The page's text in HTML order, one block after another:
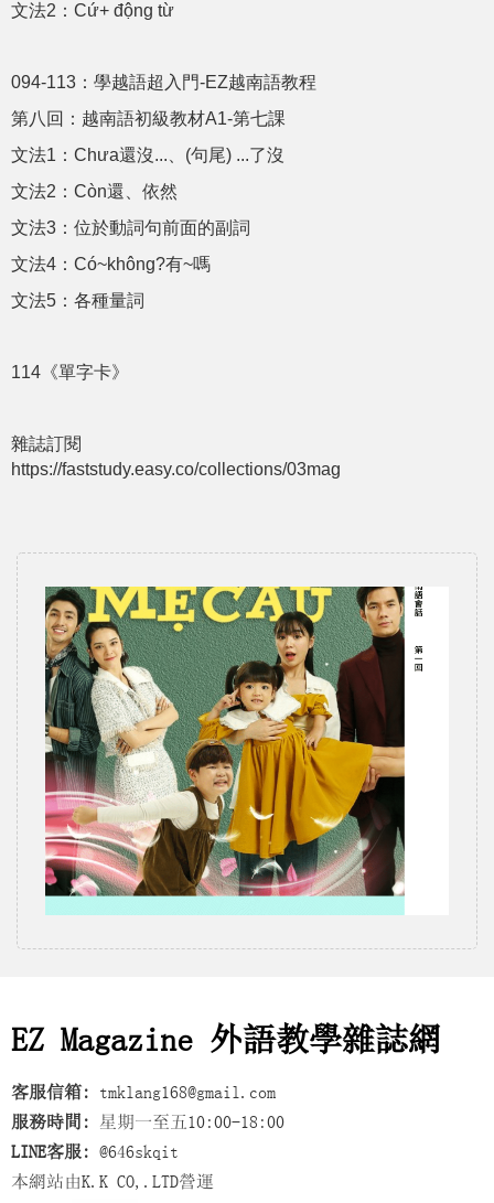
文法2：Cứ+ động từ
094-113：學越語超入門-EZ越南語教程
第八回：越南語初級教材A1-第七課
文法1：Chưa還沒...、(句尾) ...了沒
文法2：Còn還、依然
文法3：位於動詞句前面的副詞
文法4：Có~không?有~嗎
文法5：各種量詞
114《單字卡》
雜誌訂閱
https://faststudy.easy.co/collections/03mag
EZ Magazine 外語教學雜誌網
客服信箱: tmklang168@gmail.com
服務時間: 星期一至五10:00-18:00
LINE客服: @646skqit
本網站由K.K CO,.LTD營運